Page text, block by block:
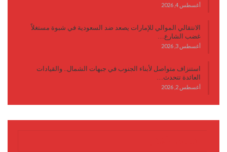
أغسطس 4, 2026
الانتقالي الموالي للإمارات يصعد ضد السعودية في شبوة مستغلاً
غضب الشارع…
أغسطس 3, 2026
استنزاف متواصل لأبناء الجنوب في جبهات الشمال.. والقيادات
العائدة تتحدث…
أغسطس 2, 2026